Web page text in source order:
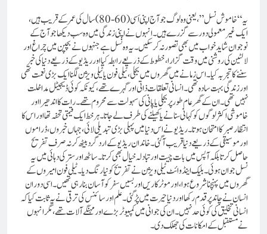
یہ “خاموش نسل”، یعنی وہ لوگ جو آج اپنی اَسی (60-80) سال کی عمر کے قریب ہیں،
ایک غیر معمولی دور سے گزرے ہیں۔ انہوں نے اپنی زندگی میں وہ سب دیکھا جو آج کے
نوجوان شاید خواب میں بھی تصور نہ کر سکیں۔ یہ وہ نسل ہے جنہوں نے بچپن میں چراغ اور
لالٹین کی روشنی میں وقت گزارا، خطوط کے ذریعے رابطہ کیا اور ریڈیو کے ذریعے دنیا کی خبر
سننے کا تجربہ کیا۔ اس زمانے میں گھروں میں بجلی، ٹیلی فون یا ٹیلی ویژن لگنا ایک بڑی نعمت تھی
اور زندگی بہت سادہ تھی۔ انسانی تعلقات ذاتی اور گہرے تھے، کیونکہ کوئی ڈیجیٹل مداخلت
نہیں تھی۔ ان کے گھر عام طور پر بجلی یا پانی کی سہولت سے محروم تھے۔ رات کا اندھیرا اور
خاموشی اکثر لوگوں کو کہانی سنانے یا کھیلنے کی طرف لے جاتا۔ ہر خط ایک قیمتی تحفہ تھا اور اس کا
انتظار صبر کا امتحان ہوتا۔ ریڈیو نے اس دنیا میں پہلی بڑی تبدیلی لائی، جہاں خبروں، ڈراموں
اور موسیقی کے ذریعے دنیا قریب آ گئی۔ خاندان ریڈیو کے ارد گرد بیٹھ کر نہ صرف تفریح
حاصل کرتا بلکہ آپس میں بات چیت اور تبادلہ خیال بھی کرتا۔ ساٹھ اور ستر کی دہائی میں یہ
نسل جوان ہوئی۔ بلیک اینڈ وائٹ ٹیلی ویژن نے تفریح کو نیا رنگ دیا۔ ٹیلی فون امیروں کے
گھروں میں پہنچنا شروع ہوا، اور موٹر کاریں اور بسیں سفر کو آسان بنا رہی تھیں۔ اسی دوران
انسان نے چاند پر قدم رکھا اور دنیا حیرت میں پڑ گئی۔ علم اور سائنس کی ترقی نے یہ ثابت کیا کہ
انسانی تخلیق کی کوئی حد نہیں۔ ان کی جوانی میں کمپیوٹر بڑے اور مہنگے آلات تھے، مگر انہوں
نے مستقبل کے امکانات کی جھلک دی۔